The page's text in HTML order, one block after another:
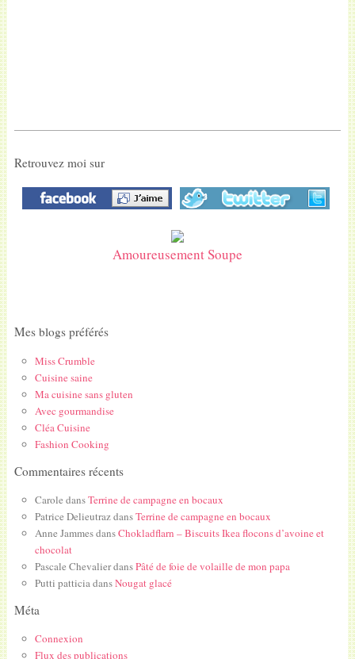
Retrouvez moi sur
Amoureusement Soupe
Mes blogs préférés
Miss Crumble
Cuisine saine
Ma cuisine sans gluten
Avec gourmandise
Cléa Cuisine
Fashion Cooking
Commentaires récents
Carole dansTerrine de campagne en bocaux
Patrice DelieutrazdansTerrine de campagne en bocaux
Anne JammesdansChokladflarn – Biscuits Ikea flocons d’avoine et
chocolat
Pascale ChevalierdansPâté de foie de volaille de mon papa
Putti patticiadansNougat glacé
Méta
Connexion
Flux des publications